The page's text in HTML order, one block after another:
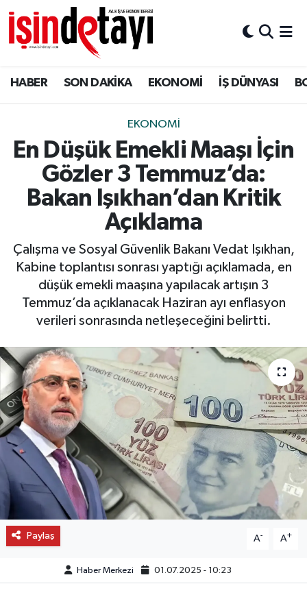
HABER SON DAKİKA EKONOMİ İŞ DÜNYASI
EKONOMİ
En Düşük Emekli Maaşı İçin
Gözler 3 Temmuz’da:
Bakan Işıkhan’dan Kritik
Açıklama
Çalışma ve Sosyal Güvenlik Bakanı Vedat Işıkhan,
Kabine toplantısı sonrası yaptığı açıklamada, en
düşük emekli maaşına yapılacak artışın 3
Temmuz’da açıklanacak Haziran ayı enflasyon
verileri sonrasında netleşeceğini belirtti.
Paylaş A- A+
Haber Merkezi 01.07.2025 - 10:23
DÜNYA
Eğitim
ENERJİ HABERİ
GAYRİMENKUL
LOJİSTİK
MAGAZİN
SAĞLIK
SON DAKİKA
SPOR
FİNANS
Nöbetçi Eczaneler
Hava Durumu
İstanbul Namaz Vakitleri
Trafik Durumu
Süper Lig Puan Durumu ve Fikstür
Tüm Manşetler
Son Dakika Haberleri
Haber Arşivi